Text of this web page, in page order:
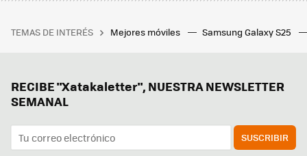
TEMAS DE INTERÉS Mejores móviles Samsung Galaxy S25
RECIBE "Xatakaletter", NUESTRA NEWSLETTER
SEMANAL
SUSCRIBIR